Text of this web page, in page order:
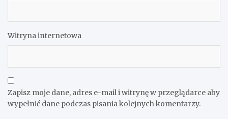
Witryna internetowa
Zapisz moje dane, adres e-mail i witrynę w przeglądarce aby
wypełnić dane podczas pisania kolejnych komentarzy.